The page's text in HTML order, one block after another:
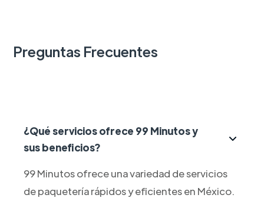
Preguntas Frecuentes
¿Qué servicios ofrece 99 Minutos y
sus beneficios?
99 Minutos ofrece una variedad de servicios
de paquetería rápidos y eficientes en México.